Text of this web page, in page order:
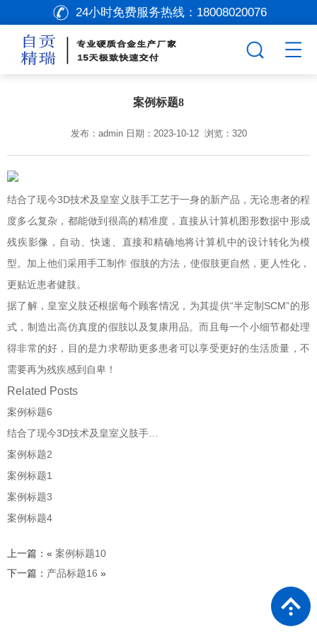
24小时免费服务热线： 18008020076
案例标题8
发布：admin 日期：2023-10-12 浏览：320
结合了现今3D技术及皇室义肢手工艺于一身的新产品，无论患者的程
度多么复杂，都能做到很高的精准度，直接从计算机图形数据中形成
残疾影像，自动、快速、直接和精确地将计算机中的设计转化为模
型。加上他们采用手工制作 假肢的方法，使假肢更自然，更人性化，
更贴近患者健肢。
据了解，皇室义肢还根据每个顾客情况，为其提供“半定制SCM”的形
式，制造出高仿真度的假肢以及复康用品。而且每一个小细节都处理
得非常的好，目的是力求帮助更多患者可以享受更好的生活质量，不
需要再为残疾感到自卑！
Related Posts
案例标题6
结合了现今3D技术及皇室义肢手…
案例标题2
案例标题1
案例标题3
案例标题4
上一篇：« 案例标题10
下一篇： 产品标题16 »